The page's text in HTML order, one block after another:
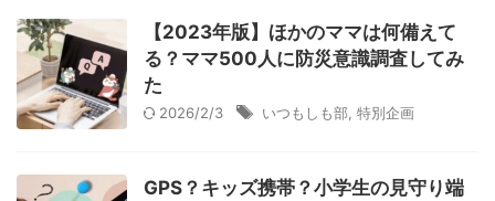
【2023年版】ほかのママは何備えて
る？ママ500人に防災意識調査してみ
た
2026/2/3 いつもしも部, 特別企画
GPS？キッズ携帯？小学生の見守り端